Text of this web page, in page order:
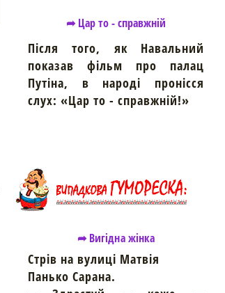
➦ Цар то - справжній
Після того, як Навальний
показав фільм про палац
Путіна, в народі пронісся
слух: «Цар то - справжній!»
➦ Вигідна жінка
Стрів на вулиці Матвія
Панько Сарана.